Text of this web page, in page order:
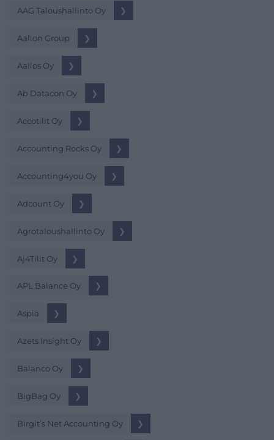
AAG Taloushallinto Oy ❯
Aallon Group ❯
Aallos Oy ❯
Ab Datacon Oy ❯
Accotilit Oy ❯
Accounting Rocks Oy ❯
Accounting4you Oy ❯
Adcount Oy ❯
Agrotaloushallinto Oy ❯
Aj4Tilit Oy ❯
APL Balance Oy ❯
Aspia ❯
Azets Insight Oy ❯
Balanco Oy ❯
BigBag Oy ❯
Birgit’s Net Accounting Oy ❯